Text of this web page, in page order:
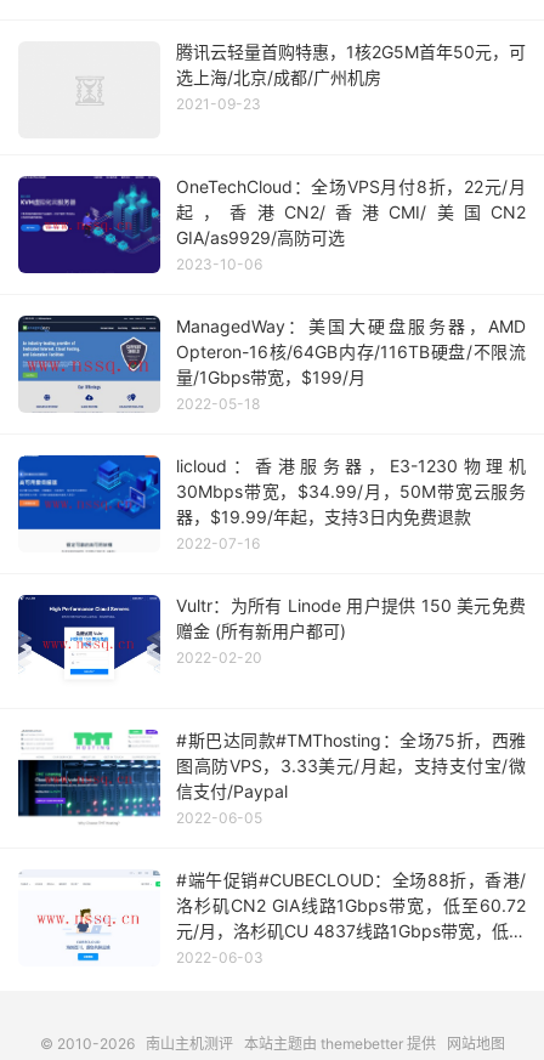
腾讯云轻量首购特惠，1核2G5M首年50元，可
选上海/北京/成都/广州机房
2021-09-23
OneTechCloud：全场VPS月付8折，22元/月
起，香港CN2/香港CMI/美国CN2
GIA/as9929/高防可选
2023-10-06
ManagedWay：美国大硬盘服务器，AMD
Opteron-16核/64GB内存/116TB硬盘/不限流
量/1Gbps带宽，$199/月
2022-05-18
licloud：香港服务器，E3-1230物理机
30Mbps带宽，$34.99/月，50M带宽云服务
器，$19.99/年起，支持3日内免费退款
2022-07-16
Vultr：为所有 Linode 用户提供 150 美元免费
赠金 (所有新用户都可)
2022-02-20
#斯巴达同款#TMThosting：全场75折，西雅
图高防VPS，3.33美元/月起，支持支付宝/微
信支付/Paypal
2022-06-05
#端午促销#CUBECLOUD：全场88折，香港/
洛杉矶CN2 GIA线路1Gbps带宽，低至60.72
元/月，洛杉矶CU 4837线路1Gbps带宽，低至
39.6元/月
2022-06-03
© 2010-2026 南山主机测评本站主题由 themebetter提供
网站地图